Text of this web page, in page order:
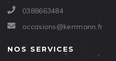
0388663484
occasions@kerrmann.fr
NOS SERVICES